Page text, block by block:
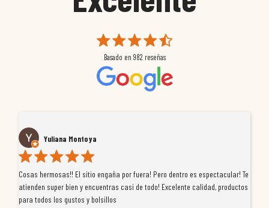
Basado en 982 reseñas
Yuliana Montoya
Cosas hermosas!! El sitio engaña por fuera! Pero dentro es espectacular! Te
atienden super bien y encuentras casi de todo! Excelente calidad, productos
para todos los gustos y bolsillos